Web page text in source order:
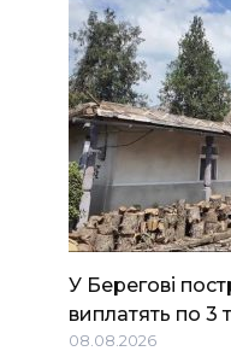
У Берегові
виплатять по 3
08.08.2026